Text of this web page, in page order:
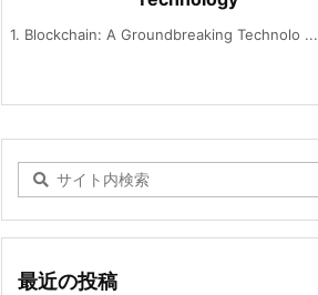
1. Blockchain: A Groundbreaking Technolo ...
最近の投稿